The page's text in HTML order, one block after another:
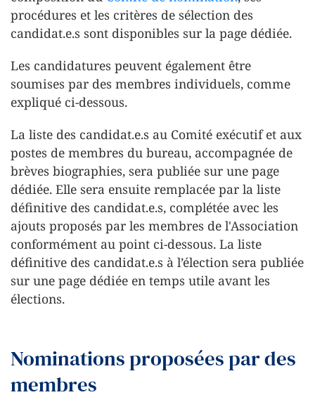
procédures et les critères de sélection des
candidat.e.s sont disponibles sur la page dédiée.
Les candidatures peuvent également être
soumises par des membres individuels, comme
expliqué ci-dessous.
La liste des candidat.e.s au Comité exécutif et aux
postes de membres du bureau, accompagnée de
brèves biographies, sera publiée sur une page
dédiée. Elle sera ensuite remplacée par la liste
définitive des candidat.e.s, complétée avec les
ajouts proposés par les membres de l'Association
conformément au point ci-dessous. La liste
définitive des candidat.e.s à l’élection sera publiée
sur une page dédiée en temps utile avant les
élections.
Nominations proposées par des
membres